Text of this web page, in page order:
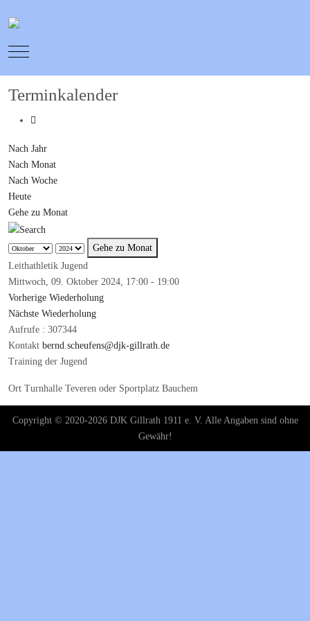
Mobile Menu Toggle
Terminkalender
Nach Jahr
Nach Monat
Nach Woche
Heute
Gehe zu Monat
Gehe zu Monat
Leithathletik Jugend
Mittwoch, 09. Oktober 2024, 17:00 - 19:00
Vorherige Wiederholung
Nächste Wiederholung
Aufrufe : 307344
Kontakt bernd.scheufens@djk-gillrath.de
Training der Jugend
Ort Turnhalle Teveren oder Sportplatz Bauchem
Copyright © 2020-2026 DJK Gillrath 1911 e. V. Alle Angaben sind ohne
Gewähr!